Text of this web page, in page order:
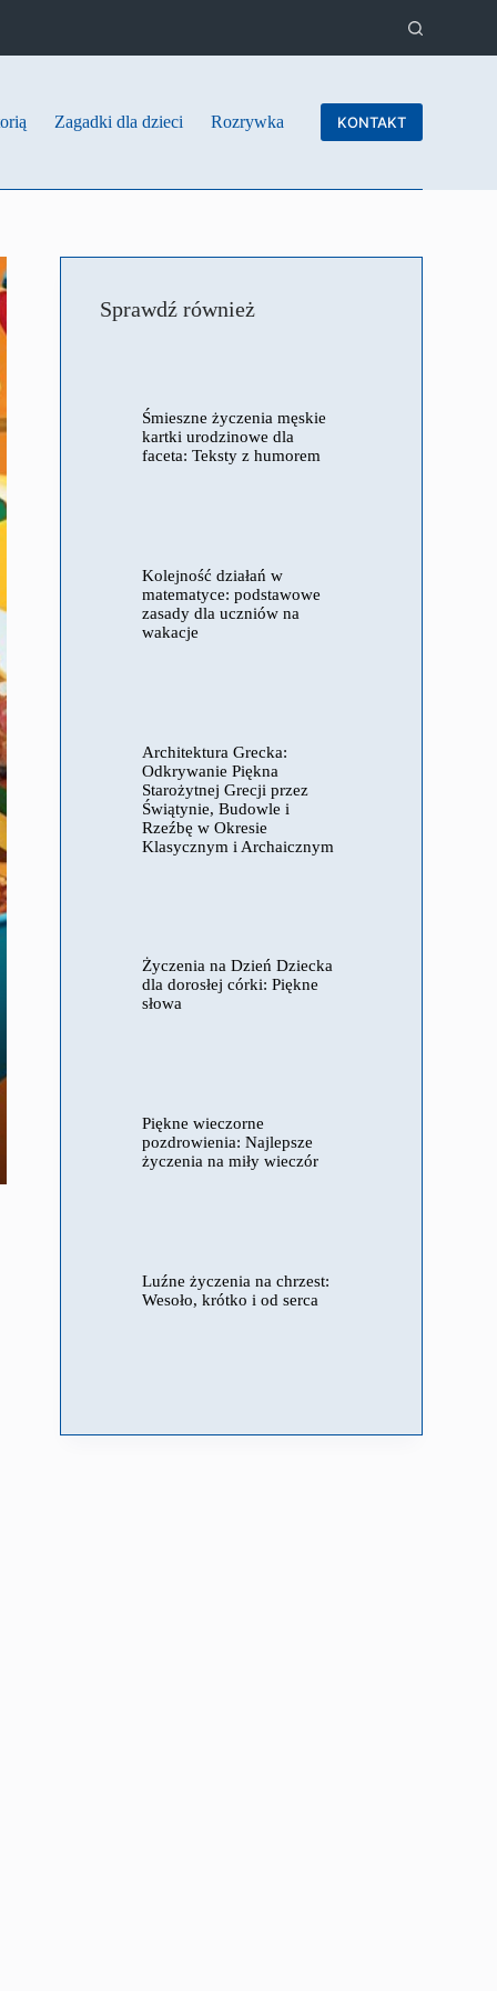
Zagadki dla dzieci Rozrywka KONTAKT
Sprawdź również
Śmieszne życzenia męskie
kartki urodzinowe dla
faceta: Teksty z humorem
Kolejność działań w
matematyce: podstawowe
zasady dla uczniów na
wakacje
Architektura Grecka:
Odkrywanie Piękna
Starożytnej Grecji przez
Świątynie, Budowle i
Rzeźbę w Okresie
Klasycznym i Archaicznym
Życzenia na Dzień Dziecka
dla dorosłej córki: Piękne
słowa
Piękne wieczorne
pozdrowienia: Najlepsze
życzenia na miły wieczór
Luźne życzenia na chrzest:
Wesoło, krótko i od serca